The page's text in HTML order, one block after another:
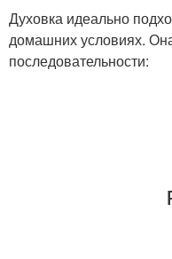
Духовка идеально
домашних условиях.
последовательности: